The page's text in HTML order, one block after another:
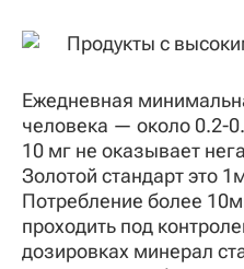
Ежедневная
человека — около 0.2-
10 мг не оказывает
Золотой стандарт это
Потребление более
проходить под
дозировках минерал